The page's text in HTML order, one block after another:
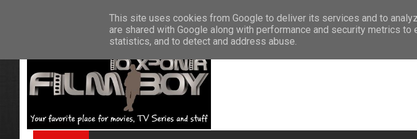
HOME ABOUT US CONTACT SITEMAP
This site uses cookies from Google to deliver its services and to
are shared with Google along with performance and security metrics
statistics, and to detect and address abuse.